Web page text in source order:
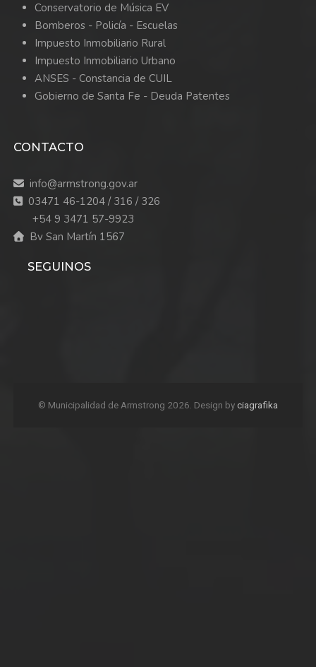
Conservatorio de Música EV
Bomberos - Policía - Escuelas
Impuesto Inmobiliario Rural
Impuesto Inmobiliario Urbano
ANSES - Constancia de CUIL
Gobierno de Santa Fe - Deuda Patentes
CONTACTO
info@armstrong.gov.ar
03471 46-1204 / 316 / 326
+54 9 3471 57-9923
Bv San Martín 1567
SEGUINOS
© Municipalidad de Armstrong 2026. Design byciagrafika